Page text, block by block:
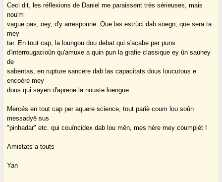
Ceci dit, les réflexions de Daniel me paraissent très sérieuses, mais
nou'm
vague pas, oey, d'y arrespounë. Que las estrùci dab soegn, que sera ta
mey
tar. En tout cap, la loungou dou debat qui s'acabe per puns
d'interrougacioûn qu'amuxe a quin pun la grafie classique ey ûn sauney
de
sabentas, en rupture sancere dab las capacitats dous loucutous e
encoère mey
dous qui sayen d'aprenë la nouste loengue.
Mercés en tout cap per aquere science, tout pariè coum lou soûn
messadyë sus
"pinhadar" etc. qui couïncidex dab lou mên, mes hère mey coumplét !
Amistats a touts
Yan